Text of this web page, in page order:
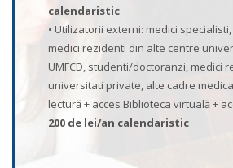
calendaristic
• Utilizatorii externi: medici
medici rezidenti din alte centre
UMFCD, studenti/doctoranzi, medici
universitati private, alte cadre
lectură + acces Biblioteca virtuală +
200 de lei/an calendaristic